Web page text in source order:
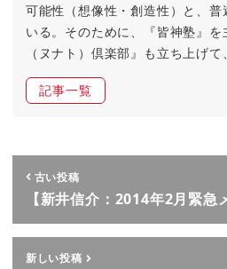
可能性（想像性・創造性）と、
いる。そのために、『皆神塾』
（ヌナト）倶楽部』も立ち上げて
記事一覧
古い投稿
【新井信介：2014年2月緊急
新しい投稿